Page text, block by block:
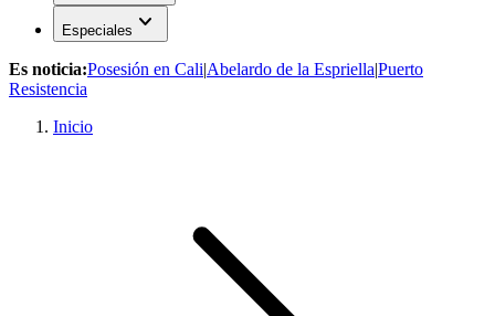
Especiales expand_more
Es noticia:Posesión en Cali|Abelardo de la Espriella|Puerto
Resistencia
Inicio